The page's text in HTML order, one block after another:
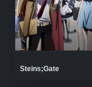
Steins;Gate